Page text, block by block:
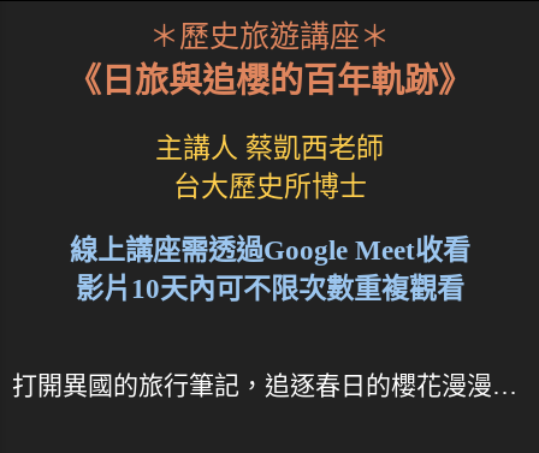
＊歷史旅遊講座＊
《日旅與追櫻的百年軌跡》
主講人 蔡凱西老師
台大歷史所博士
線上講座需透過Google Meet收看
影片10天內可不限次數重複觀看
打開異國的旅行筆記，追逐春日的櫻花漫漫…